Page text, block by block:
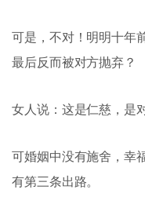
可是，不对！明明十年
最后反而被对方抛弃？
女人说：这是仁慈，是
可婚姻中没有施舍，幸
有第三条出路。